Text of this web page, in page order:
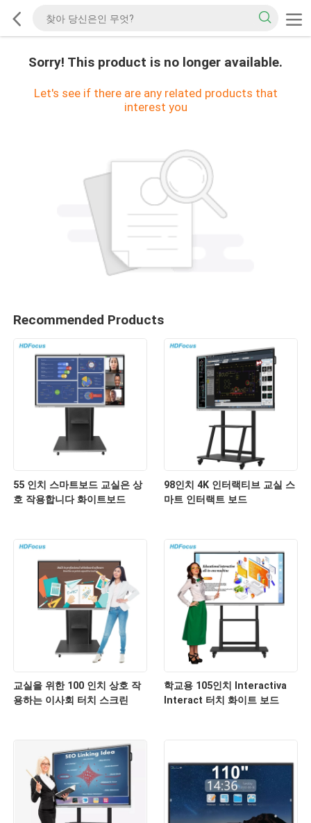
Sorry! This product is no longer available.
Let's see if there are any related products that
interest you
Recommended Products
55 인치 스마트보드 교실은 상
호 작용합니다 화이트보드
98인치 4K 인터랙티브 교실 스
마트 인터랙트 보드
교실을 위한 100 인치 상호 작
용하는 이사회 터치 스크린
학교용 105인치 Interactiva
Interact 터치 화이트 보드